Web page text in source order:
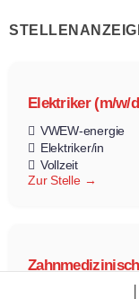
Elektriker (m/w/
VWEW-energie
Elektriker/in
Vollzeit
Zur Stelle